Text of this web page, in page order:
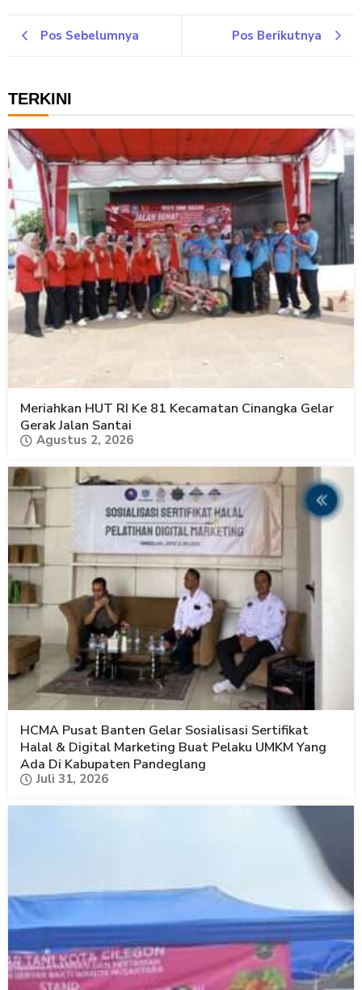
Pos Sebelumnya Pos Berikutnya
TERKINI
Meriahkan HUT RI Ke 81 Kecamatan Cinangka Gelar
Gerak Jalan Santai
Agustus 2, 2026
HCMA Pusat Banten Gelar Sosialisasi Sertifikat
Halal & Digital Marketing Buat Pelaku UMKM Yang
Ada Di Kabupaten Pandeglang
Juli 31, 2026